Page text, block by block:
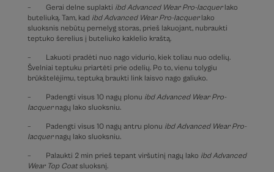
– Gerai delne suplakti ibd Advanced Wear Pro-lacquerlako
buteliuką. Tam, kad ibd Advanced Wear Pro-lacquer lako
sluoksnis nebūtų pernelyg storas, prieš lakuojant, nubraukti
teptuko šerelius į buteliuko kaklelio kraštą.
– Lakuoti pradėti nuo nago vidurio, kiek toliau nuo odelių.
Švelniai teptuku priartėti prie odelių. Po to, vienu tolygiu
brūkštelėjimu, teptuką braukti link laisvo nago galiuko.
– Padengti visus 10 nagų plonu ibd Advanced Wear Pro-
lacquernagų lako sluoksniu.
– Padengti visus 10 nagų antru plonu ibd Advanced Wear Pro-
lacquernagų lako sluoksniu.
– Palaukti 2 min prieš tepant viršutinį nagų lako ibd Advanced
Wear Top Coatsluoksnį.